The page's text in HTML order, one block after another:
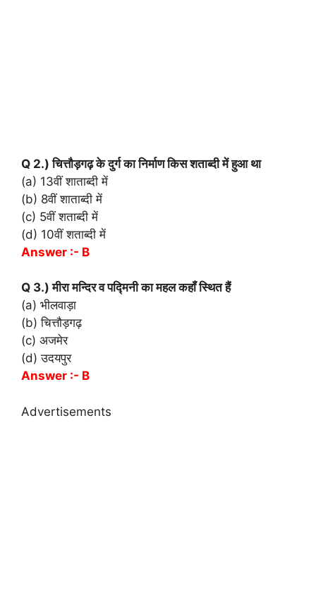
Q 2.) चित्तौड़गढ़ के दुर्ग का निर्माण किस शताब्दी में हुआ था
(a) 13वीं शाताब्दी में
(b) 8वीं शाताब्दी में
(c) 5वीं शताब्दी में
(d) 10वीं शताब्दी में
Answer :- B
Q 3.) मीरा मन्दिर व पद्मिनी का महल कहॉं स्थित हैं
(a) भीलवाड़ा
(b) चित्तौड़गढ़
(c) अजमेर
(d) उदयपुर
Answer :- B
Advertisements